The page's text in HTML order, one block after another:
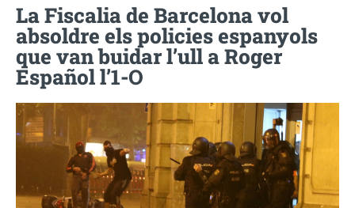
La Fiscalia de Barcelona vol
absoldre els policies espanyols
que van buidar l’ull a Roger
Español l’1-O